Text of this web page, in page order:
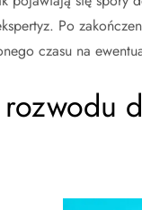
Po
czasu na